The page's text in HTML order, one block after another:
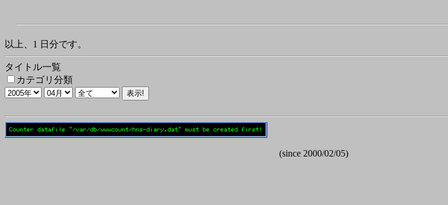
以上、1 日分です。
タイトル一覧
カテゴリ分類
(since 2000/02/05)